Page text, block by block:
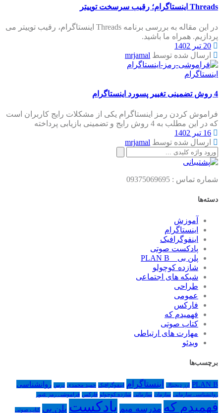
Threads اینستاگرام؛ رقیب سرسخت توییتر
در این مقاله به بررسی برنامه Threads اینستاگرام، رقیب توییتر می
پردازیم. همراه ما باشید.
20 تیر 1402
ارسال شده توسط mrjamal
اینستاگرام
4 روش تضمینی تغییر پسورد اینستاگرام
فراموش کردن رمز اینستاگرام یکی از مشکلات رایج کاربران است
که در این مطلب به 4 روش رایج و تضمینی بازیابی پرداخته
16 تیر 1402
ارسال شده توسط mrjamal
جستجو
برای:
شماره تماس : 09375069695
دسته‌ها
آموزش
اینستاگرام
اینفوگرافیک
پادکست صوتی
پلن بی _ PLAN B
شازده کوچولو
شبکه های اجتماعی
طراحی
عمومی
فارکس
فهمیدم که
کتاب صوتی
مهارت های ارتباطی
ویدئو
برچسب‌ها
PLAN B ارز دیجیتال اینستاگرام اینفوگرافیک حمید محمدی درس روانشناسی
روانشناسی سازمانی سازمان سازمانی شازده کوچولو فارکس فراموشی رمز عبور
فهمیدم که مدرسه میم پادکست پلن بی کتاب صوتی